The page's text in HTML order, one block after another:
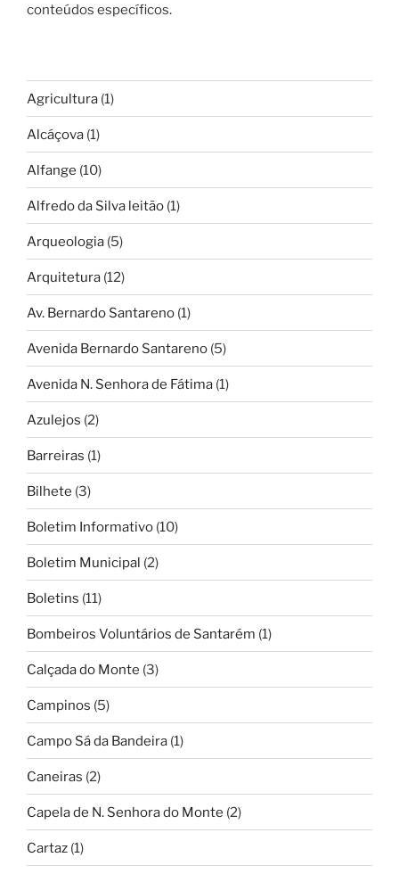
conteúdos específicos.
Agricultura (1)
Alcáçova (1)
Alfange (10)
Alfredo da Silva leitão (1)
Arqueologia (5)
Arquitetura (12)
Av. Bernardo Santareno (1)
Avenida Bernardo Santareno (5)
Avenida N. Senhora de Fátima (1)
Azulejos (2)
Barreiras (1)
Bilhete (3)
Boletim Informativo (10)
Boletim Municipal (2)
Boletins (11)
Bombeiros Voluntários de Santarém (1)
Calçada do Monte (3)
Campinos (5)
Campo Sá da Bandeira (1)
Caneiras (2)
Capela de N. Senhora do Monte (2)
Cartaz (1)